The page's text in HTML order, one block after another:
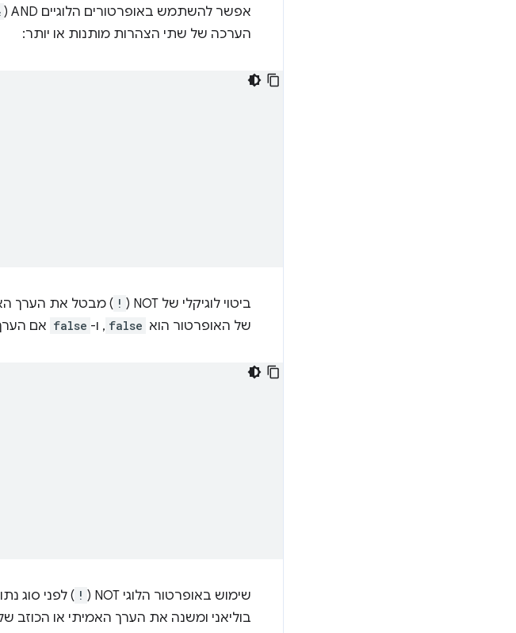
אפשר להשתמש באופרטורים הלוגיים AND‏ (
הערכה של שתי הצהרות מותנות או יותר:
ביטוי לוגיקלי של NOT‏ ( ! ) מבטל את הערך
של האופרטור הוא false , ו- false אם
שימוש באופרטור הלוגי NOT‏ ( ! ) לפני סוג
בוליאני ומשנה את הערך האמיתי או הכוזב